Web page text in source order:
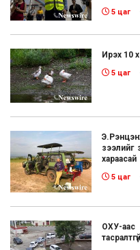
5 цаг
Ирэх 10
5 цаг
зээлийг
хараасай
5 цаг
ОХУ-